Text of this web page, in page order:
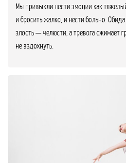
Мы привыкли нести эмоции как
и бросить жалко, и нести больно. Обида
злость — челюсти, а тревога сжимает
не вздохнуть.